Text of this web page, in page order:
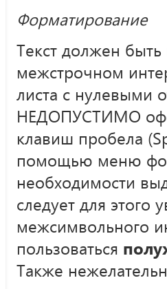
Форматирование
Текст должен
межстрочном
листа с нулевыми
НЕДОПУСТИМО
клавиш пробела
помощью меню
необходимости
следует для этого
межсимвольного
пользоваться
Также